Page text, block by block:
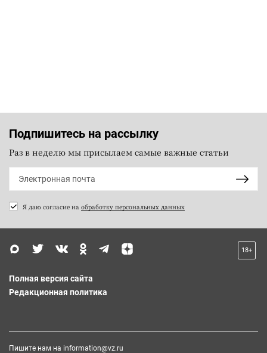
Подпишитесь на рассылку
Раз в неделю мы присылаем самые важные статьи
Я даю согласие на обработку персональных данных
18+
Полная версия сайта
Редакционная политика
Пишите нам на information@vz.ru